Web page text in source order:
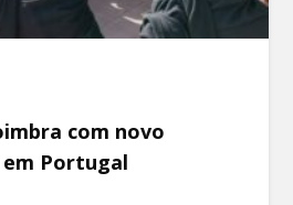
com novo
Portugal